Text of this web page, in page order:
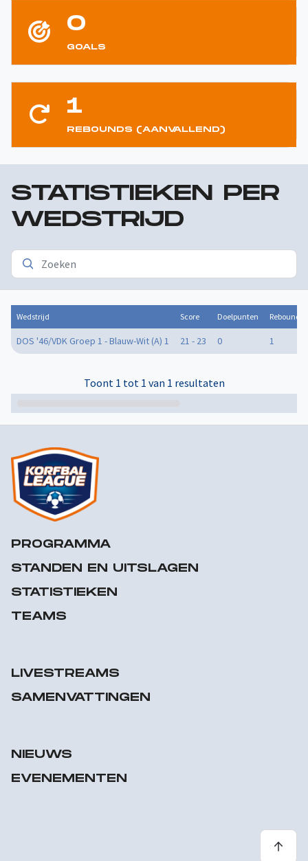
0
GOALS
1
REBOUNDS (AANVALLEND)
STATISTIEKEN PER
WEDSTRIJD
Wedstrijd Score Doelpunten Rebounds
DOS '46/VDK Groep 1 - Blauw-Wit (A) 1 21 - 23 0 1
Toont 1 tot 1 van 1 resultaten
PROGRAMMA
STANDEN EN UITSLAGEN
STATISTIEKEN
TEAMS
LIVESTREAMS
SAMENVATTINGEN
NIEUWS
EVENEMENTEN